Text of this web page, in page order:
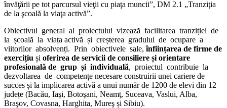
învăţării pe tot parcursul vieţii cu piaţa muncii”, DM 2.1 „Tranziţia
de la şcoală la viaţa activă”.
Obiectivul general al proiectului vizează facilitarea tranziției de
la școală la viața activă și creșterea gradului de ocupare a
viitorilor absolvenți. Prin obiectivele sale,înființarea de firme de
exercițiu și oferirea de servicii de consiliere și orientare
profesională de grup și individuală, proiectul contribuie la
dezvoltarea de competențe necesare construirii unei cariere de
succes și la implicarea activă a unui număr de 1200 de elevi din 12
județe (Bacău, Iaşi, Botoşani, Neamţ, Suceava, Vaslui, Alba,
Braşov, Covasna, Harghita, Mureş și Sibiu).